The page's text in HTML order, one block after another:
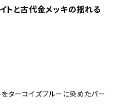
トと古代金メッキの揺れる
をターコイズブルーに染めたパー